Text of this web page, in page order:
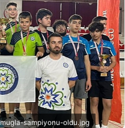
sampiyonu-oldu.jpg